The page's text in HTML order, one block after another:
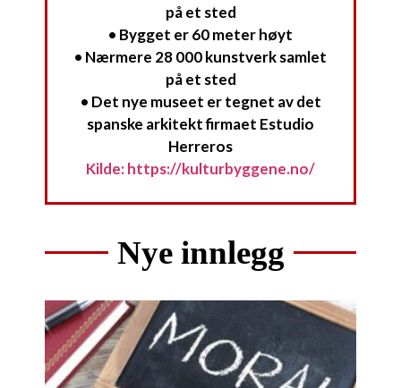
på et sted
• Bygget er 60 meter høyt
• Nærmere 28 000 kunstverk samlet
på et sted
• Det nye museet er tegnet av det
spanske arkitekt firmaet Estudio
Herreros
Kilde: https://kulturbyggene.no/
Nye innlegg